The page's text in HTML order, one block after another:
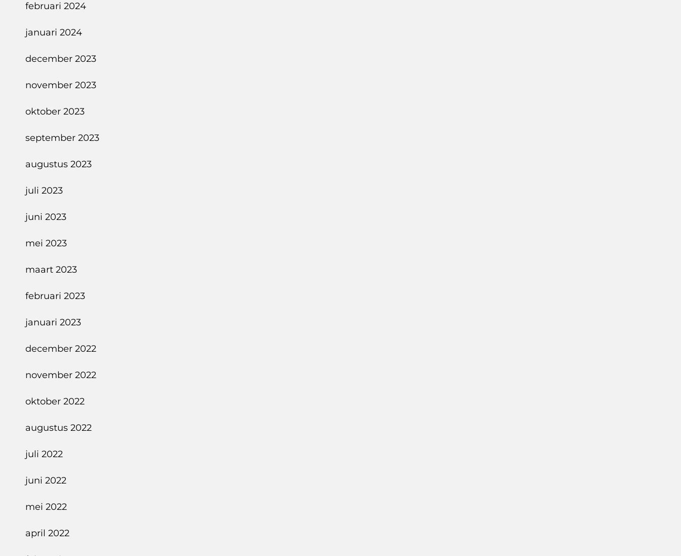
februari 2024
januari 2024
december 2023
november 2023
oktober 2023
september 2023
augustus 2023
juli 2023
juni 2023
mei 2023
maart 2023
februari 2023
januari 2023
december 2022
november 2022
oktober 2022
augustus 2022
juli 2022
juni 2022
mei 2022
april 2022